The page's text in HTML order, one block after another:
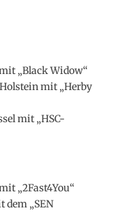
„Black Widow“
mit „Herby
mit „HSC-
„2Fast4You“
dem „SEN